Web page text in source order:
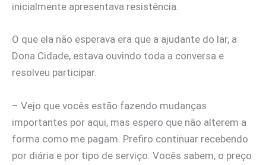
inicialmente apresentava resistência.
O que ela não esperava era que a ajudante do lar, a
Dona Cidade, estava ouvindo toda a conversa e
resolveu participar.
– Vejo que vocês estão fazendo mudanças
importantes por aqui, mas espero que não alterem a
forma como me pagam. Prefiro continuar recebendo
por diária e por tipo de serviço. Vocês sabem, o preço